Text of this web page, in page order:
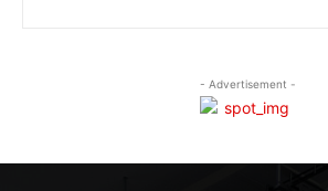
- Advertisement -